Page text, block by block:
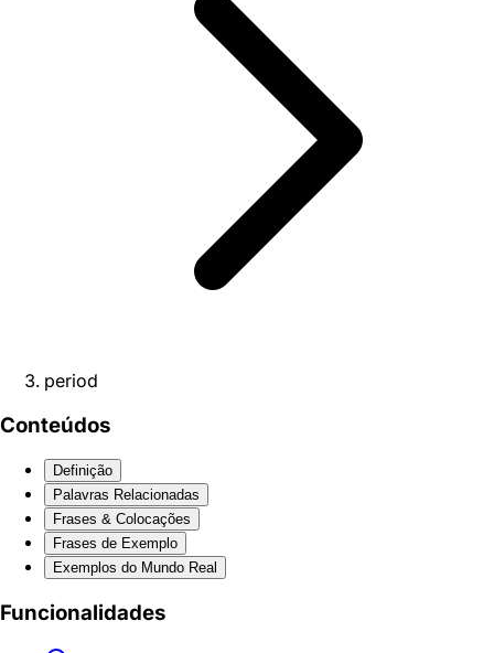
period
Conteúdos
Definição
Palavras Relacionadas
Frases & Colocações
Frases de Exemplo
Exemplos do Mundo Real
Funcionalidades